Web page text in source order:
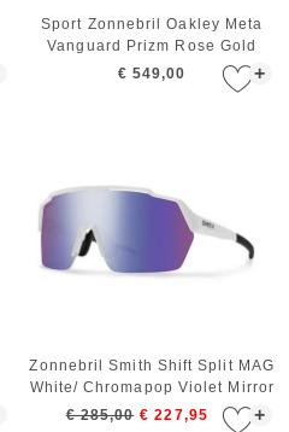
+
Sport Zonnebril Oakley Meta
Vanguard Prizm Rose Gold
White
€ 549,00
+
Zonnebril Smith Shift Split MAG
White/ Chromapop Violet Mirror
€ 285,00 € 227,95